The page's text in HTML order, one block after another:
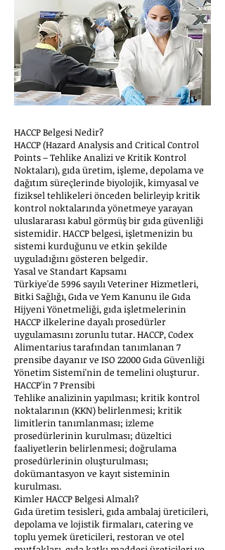
HACCP Belgesi Nedir?
HACCP (Hazard Analysis and Critical Control
Points – Tehlike Analizi ve Kritik Kontrol
Noktaları), gıda üretim, işleme, depolama ve
dağıtım süreçlerinde biyolojik, kimyasal ve
fiziksel tehlikeleri önceden belirleyip kritik
kontrol noktalarında yönetmeye yarayan
uluslararası kabul görmüş bir gıda güvenliği
sistemidir. HACCP belgesi, işletmenizin bu
sistemi kurduğunu ve etkin şekilde
uyguladığını gösteren belgedir.
Yasal ve Standart Kapsamı
Türkiye'de 5996 sayılı Veteriner Hizmetleri,
Bitki Sağlığı, Gıda ve Yem Kanunu ile Gıda
Hijyeni Yönetmeliği, gıda işletmelerinin
HACCP ilkelerine dayalı prosedürler
uygulamasını zorunlu tutar. HACCP, Codex
Alimentarius tarafından tanımlanan 7
prensibe dayanır ve ISO 22000 Gıda Güvenliği
Yönetim Sistemi'nin de temelini oluşturur.
HACCP'in 7 Prensibi
Tehlike analizinin yapılması; kritik kontrol
noktalarının (KKN) belirlenmesi; kritik
limitlerin tanımlanması; izleme
prosedürlerinin kurulması; düzeltici
faaliyetlerin belirlenmesi; doğrulama
prosedürlerinin oluşturulması;
dokümantasyon ve kayıt sisteminin
kurulması.
Kimler HACCP Belgesi Almalı?
Gıda üretim tesisleri, gıda ambalaj üreticileri,
depolama ve lojistik firmaları, catering ve
toplu yemek üreticileri, restoran ve otel